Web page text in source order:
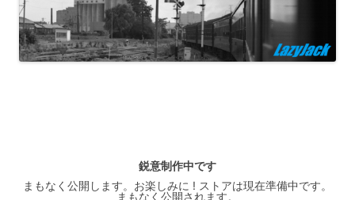
ス
キ
ッ
プ
鋭意制作中です
まもなく公開します。お楽しみに ! ストアは現在準備中です。
まもなく公開されます。